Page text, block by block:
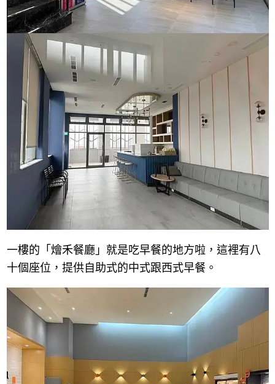
一樓的「燴禾餐廳」就是吃早餐的地方啦，這裡有八
十個座位，提供自助式的中式跟西式早餐。